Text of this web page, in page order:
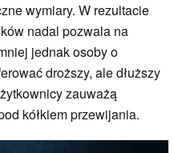
wymiary. W rezultacie
nadal pozwala na
jednak osoby o
droższy, ale dłuższy
zauważą
kółkiem przewijania.